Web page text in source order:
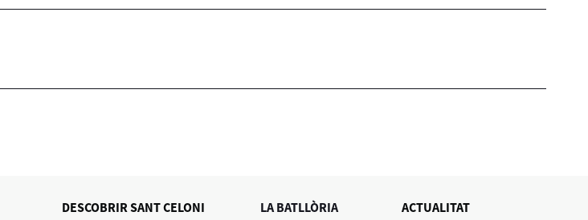
DESCOBRIR SANT CELONI
LA BATLLÒRIA
ACTUALITAT